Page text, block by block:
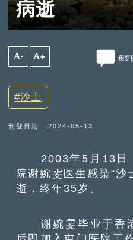
病逝
A- A+ 我要
沙士
刊登日期 : 2024-05-13
2003年5月13日，
院谢婉雯医生感染“
逝，终年35岁。
谢婉雯毕业于香